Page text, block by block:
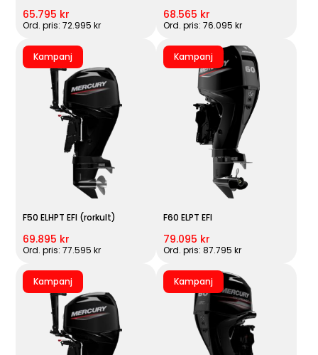
65.795 kr
Ord. pris: 72.995 kr
68.565 kr
Ord. pris: 76.095 kr
Kampanj
F50 ELHPT EFI (rorkult)
69.895 kr
Ord. pris: 77.595 kr
Kampanj
F60 ELPT EFI
79.095 kr
Ord. pris: 87.795 kr
Kampanj Kampanj